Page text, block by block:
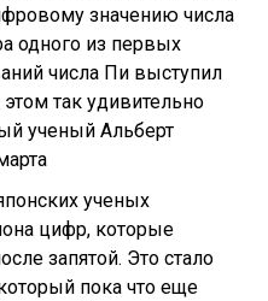
значению числа
одного из первых
числа Пи выступил
так удивительно
ученый Альберт
ученых
цифр, которые
запятой. Это стало
пока что еще